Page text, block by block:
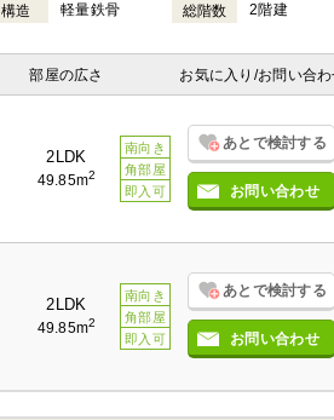
構造 軽量鉄骨 総階数 2階建
部屋の広さ お気に入り /お問い合わ
2LDK
49.85m2
南向き
角部屋
即入可
あとで検討する
お問い合わせ
2LDK
49.85m2
南向き
角部屋
即入可
あとで検討する
お問い合わせ